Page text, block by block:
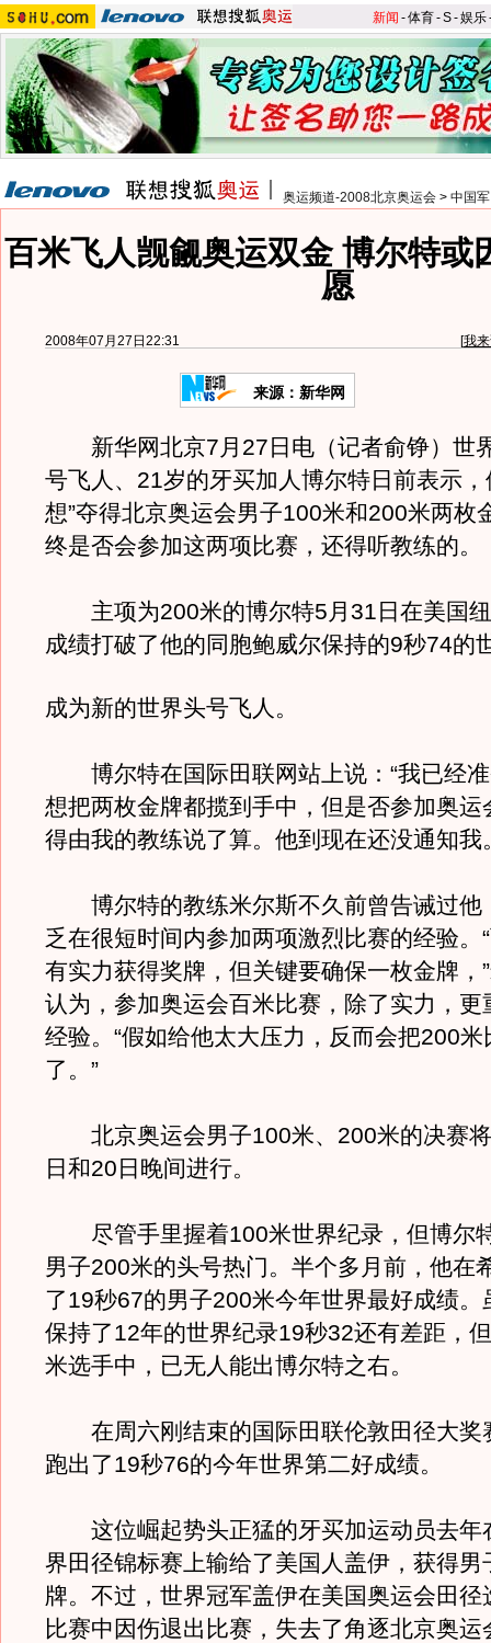
新闻 -体育-S-娱乐
奥运频道-2008北京奥运会 > 中国
百米飞人觊觎奥运双金 博尔特或
愿
2008年07月27日22:31 [我
来源：新华网
新华网北京7月27日电（记者俞铮）世
号飞人、21岁的牙买加人博尔特日前表示，
想”夺得北京奥运会男子100米和200米两枚
终是否会参加这两项比赛，还得听教练的。
主项为200米的博尔特5月31日在美国
成绩打破了他的同胞鲍威尔保持的9秒74的
成为新的世界头号飞人。
博尔特在国际田联网站上说：“我已经准
想把两枚金牌都揽到手中，但是否参加奥运
得由我的教练说了算。他到现在还没通知我
博尔特的教练米尔斯不久前曾告诫过他
乏在很短时间内参加两项激烈比赛的经验。
有实力获得奖牌，但关键要确保一枚金牌，
认为，参加奥运会百米比赛，除了实力，更
经验。“假如给他太大压力，反而会把200
了。”
北京奥运会男子100米、200米的决赛
日和20日晚间进行。
尽管手里握着100米世界纪录，但博尔
男子200米的头号热门。半个多月前，他在
了19秒67的男子200米今年世界最好成绩。
保持了12年的世界纪录19秒32还有差距，
米选手中，已无人能出博尔特之右。
在周六刚结束的国际田联伦敦田径大奖
跑出了19秒76的今年世界第二好成绩。
这位崛起势头正猛的牙买加运动员去年
界田径锦标赛上输给了美国人盖伊，获得男
牌。不过，世界冠军盖伊在美国奥运会田径
比赛中因伤退出比赛，失去了角逐北京奥